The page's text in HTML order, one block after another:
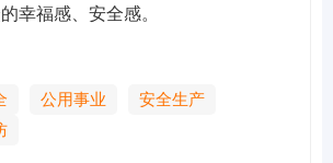
幸福感、安全感。
公用事业
安全生产